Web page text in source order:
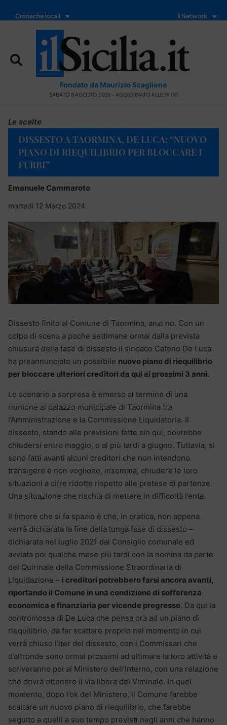
Cronache locali Il Network
Fondato da Maurizio Scaglione
SABATO 8 AGOSTO 2026 - AGGIORNATO ALLE 19:00
Le scelte
DISSESTO A TAORMINA, DE LUCA: “NUOVO
PIANO DI RIEQUILIBRIO PER BLOCCARE I
FURBI”
Emanuele Cammaroto
martedì 12 Marzo 2024
Dissesto finito al Comune di Taormina, anzi no. Con un
colpo di scena a poche settimane ormai dalla prevista
chiusura della fase di dissesto il sindaco Cateno De Luca
ha preannunciato un possibile nuovo piano di riequilibrio
per bloccare ulteriori creditori da qui ai prossimi 3 anni.
Lo scenario a sorpresa è emerso al termine di una
riunione al palazzo municipale di Taormina tra
l’Amministrazione e la Commissione Liquidatoria. Il
dissesto, stando alle previsioni fatte sin qui, dovrebbe
chiudersi entro maggio, o al più tardi a giugno. Tuttavia, si
sono fatti avanti alcuni creditori che non intendono
transigere e non vogliono, insomma, chiudere le loro
situazioni a cifre ridotte rispetto alle pretese di partenze.
Una situazione che rischia di mettere in difficoltà l’ente.
Il timore che si fa spazio è che, in pratica, non appena
verrà dichiarata la fine della lunga fase di dissesto –
dichiarata nel luglio 2021 dal Consiglio comunale ed
avviata poi qualche mese più tardi con la nomina da parte
del Quirinale della Commissione Straordinaria di
Liquidazione – i creditori potrebbero farsi ancora avanti,
riportando il Comune in una condizione di sofferenza
economica e finanziaria per vicende pregresse. Da qui la
contromossa di De Luca che pensa ora ad un piano di
riequilibrio, da far scattare proprio nel momento in cui
verrà chiuso l’iter del dissesto, con i Commissari che
d’altronde sono ormai prossimi ad ultimare la loro attività e
scriveranno poi al Ministero dell’Interno, con una relazione
che dovrà ottenere il via libera del Viminale. In quel
momento, dopo l’ok del Ministero, il Comune farebbe
scattare un nuovo piano di riequilibrio, che farebbe
seguito a quelli a suo tempo previsti negli anni che hanno